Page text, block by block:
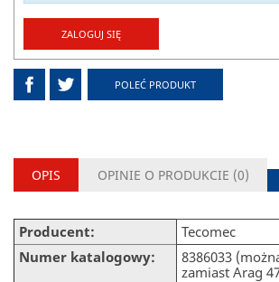
ZALOGUJ SIĘ
POLEĆ PRODUKT
OPIS OPINIE O PRODUKCIE (0)
Producent:
Tecomec
Numer katalogowy:
8386033
zamiast Arag